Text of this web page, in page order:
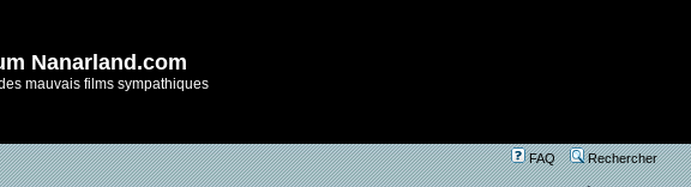
Nanarland.com
mauvais films sympathiques
FAQ Rechercher